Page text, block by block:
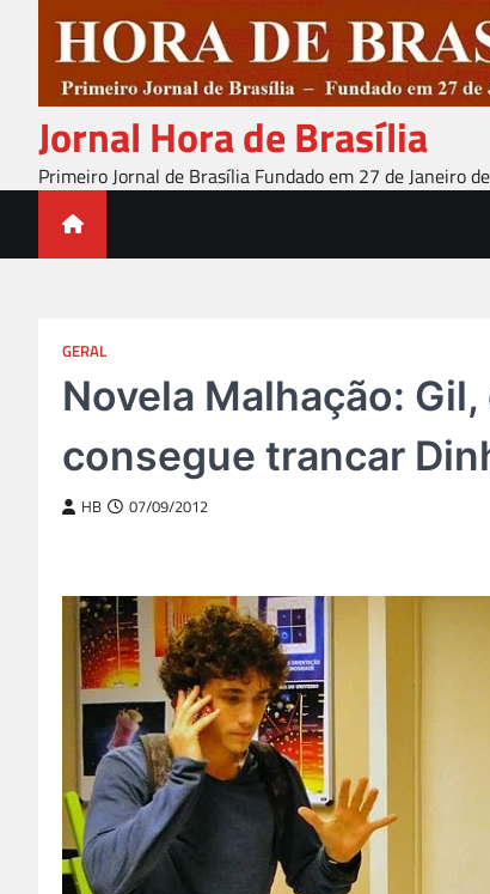
content
Jornal Hora de Brasília
Primeiro Jornal de Brasília Fundado em 27 de Janeiro
GERAL
Novela Malhação:
consegue trancar
HB 07/09/2012